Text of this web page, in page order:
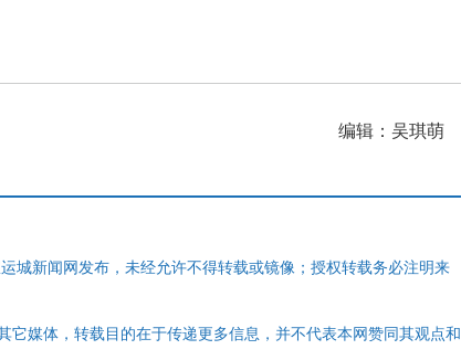
编辑：吴琪萌
城新闻网发布，未经允许不得转载或镜像；授权转载务必注明来
它媒体，转载目的在于传递更多信息，并不代表本网赞同其观点和